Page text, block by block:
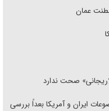
عمان
صحت ندارد
ایران و آمریکا بعداً بررسی